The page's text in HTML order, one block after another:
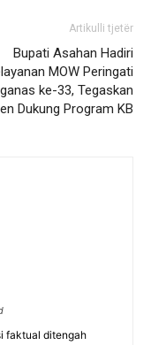
Artikulli tjetër
Bupati Asahan Hadiri
MOW Peringati
ke-33, Tegaskan
Dukung Program KB
faktual ditengah